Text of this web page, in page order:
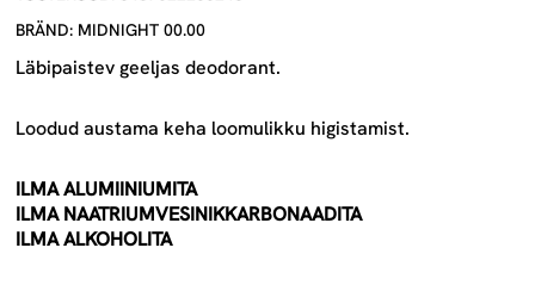
BRÄND: MIDNIGHT 00.00
Läbipaistev geeljas deodorant.
Loodud austama keha loomulikku higistamist.
ILMA ALUMIINIUMITA
ILMA NAATRIUMVESINIKKARBONAADITA
ILMA ALKOHOLITA